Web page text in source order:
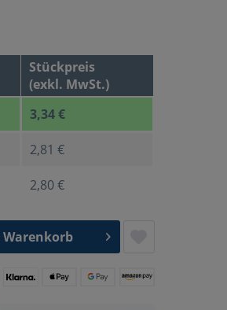
Stückpreis
(exkl. MwSt.)
3,34 €
2,81 €
2,80 €
Warenkorb